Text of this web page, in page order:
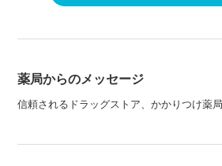
薬局からのメッセージ
信頼されるドラッグストア、かかりつけ薬